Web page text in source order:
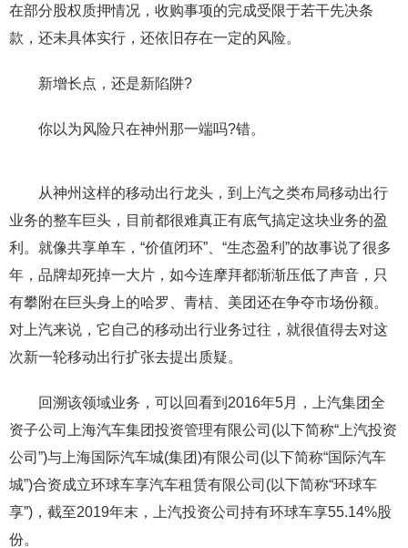
在部分股权质押情况，收购事项的完成受限于若干先决条
款，还未具体实行，还依旧存在一定的风险。
新增长点，还是新陷阱?
你以为风险只在神州那一端吗?错。
从神州这样的移动出行龙头，到上汽之类布局移动出行
业务的整车巨头，目前都很难真正有底气搞定这块业务的盈
利。就像共享单车，“价值闭环”、“生态盈利”的故事说了很多
年，品牌却死掉一大片，如今连摩拜都渐渐压低了声音，只
有攀附在巨头身上的哈罗、青桔、美团还在争夺市场份额。
对上汽来说，它自己的移动出行业务过往，就很值得去对这
次新一轮移动出行扩张去提出质疑。
回溯该领域业务，可以回看到2016年5月，上汽集团全
资子公司上海汽车集团投资管理有限公司(以下简称“上汽投资
公司”)与上海国际汽车城(集团)有限公司(以下简称“国际汽车
城”)合资成立环球车享汽车租赁有限公司(以下简称“环球车
享”)，截至2019年末，上汽投资公司持有环球车享55.14%股
份。